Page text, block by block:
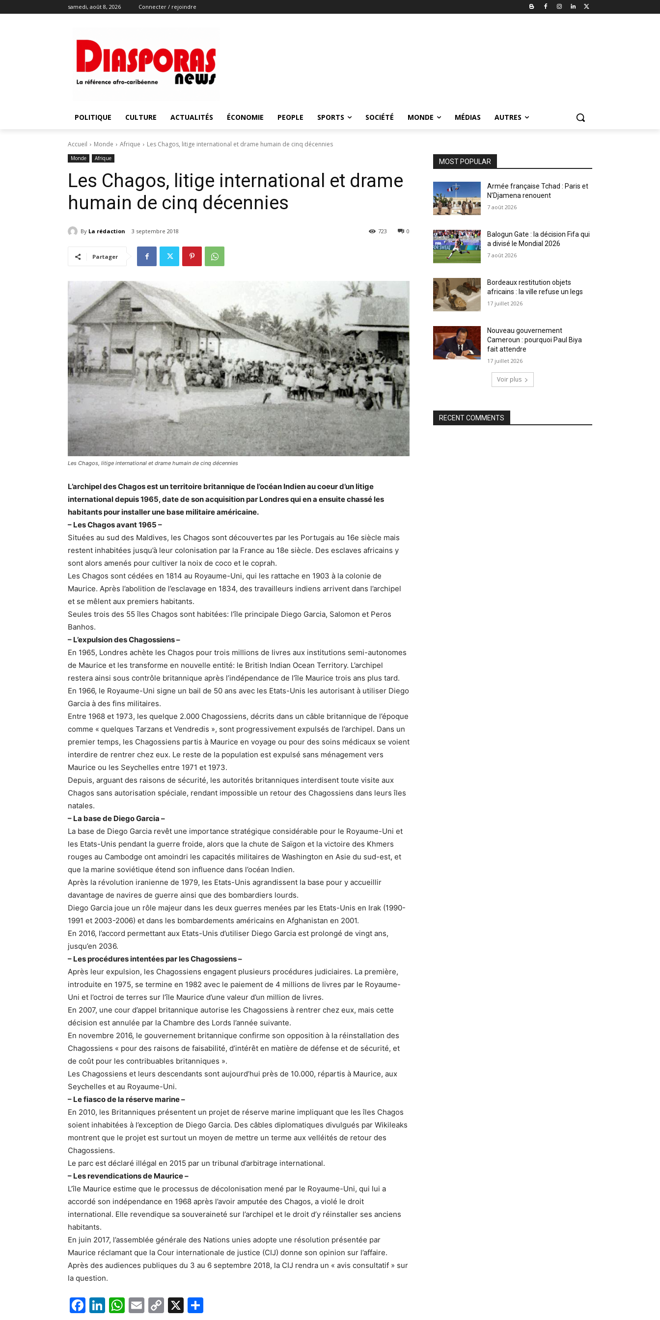
samedi, août 8, 2026 Connecter / rejoindre
POLITIQUE CULTURE ACTUALITÉS ÉCONOMIE PEOPLE SPORTS SOCIÉTÉ MONDE MÉDIAS AUTRES
Accueil Monde Afrique Les Chagos, litige international et drame humain de cinq décennies
Monde Afrique
Les Chagos, litige international et drame
humain de cinq décennies
By La rédaction 3 septembre 2018 0
723
Partager
Les Chagos, litige international et drame humain de cinq décennies
L’archipel des Chagos est un territoire britannique de l’océan Indien au coeur d’un litige
international depuis 1965, date de son acquisition par Londres qui en a ensuite chassé les
habitants pour installer une base militaire américaine.
– Les Chagos avant 1965 –
Situées au sud des Maldives, les Chagos sont découvertes par les Portugais au 16e siècle mais
restent inhabitées jusqu’à leur colonisation par la France au 18e siècle. Des esclaves africains y
sont alors amenés pour cultiver la noix de coco et le coprah.
Les Chagos sont cédées en 1814 au Royaume-Uni, qui les rattache en 1903 à la colonie de
Maurice. Après l’abolition de l’esclavage en 1834, des travailleurs indiens arrivent dans l’archipel
et se mêlent aux premiers habitants.
Seules trois des 55 îles Chagos sont habitées: l’île principale Diego Garcia, Salomon et Peros
Banhos.
– L’expulsion des Chagossiens –
En 1965, Londres achète les Chagos pour trois millions de livres aux institutions semi-autonomes
de Maurice et les transforme en nouvelle entité: le British Indian Ocean Territory. L’archipel
restera ainsi sous contrôle britannique après l’indépendance de l’île Maurice trois ans plus tard.
En 1966, le Royaume-Uni signe un bail de 50 ans avec les Etats-Unis les autorisant à utiliser Diego
Garcia à des fins militaires.
Entre 1968 et 1973, les quelque 2.000 Chagossiens, décrits dans un câble britannique de l’époque
comme « quelques Tarzans et Vendredis », sont progressivement expulsés de l’archipel. Dans un
premier temps, les Chagossiens partis à Maurice en voyage ou pour des soins médicaux se voient
interdire de rentrer chez eux. Le reste de la population est expulsé sans ménagement vers
Maurice ou les Seychelles entre 1971 et 1973.
Depuis, arguant des raisons de sécurité, les autorités britanniques interdisent toute visite aux
Chagos sans autorisation spéciale, rendant impossible un retour des Chagossiens dans leurs îles
natales.
– La base de Diego Garcia –
La base de Diego Garcia revêt une importance stratégique considérable pour le Royaume-Uni et
les Etats-Unis pendant la guerre froide, alors que la chute de Saïgon et la victoire des Khmers
rouges au Cambodge ont amoindri les capacités militaires de Washington en Asie du sud-est, et
que la marine soviétique étend son influence dans l’océan Indien.
Après la révolution iranienne de 1979, les Etats-Unis agrandissent la base pour y accueillir
davantage de navires de guerre ainsi que des bombardiers lourds.
Diego Garcia joue un rôle majeur dans les deux guerres menées par les Etats-Unis en Irak (1990-
1991 et 2003-2006) et dans les bombardements américains en Afghanistan en 2001.
En 2016, l’accord permettant aux Etats-Unis d’utiliser Diego Garcia est prolongé de vingt ans,
jusqu’en 2036.
– Les procédures intentées par les Chagossiens –
Après leur expulsion, les Chagossiens engagent plusieurs procédures judiciaires. La première,
introduite en 1975, se termine en 1982 avec le paiement de 4 millions de livres par le Royaume-
Uni et l’octroi de terres sur l’île Maurice d’une valeur d’un million de livres.
En 2007, une cour d’appel britannique autorise les Chagossiens à rentrer chez eux, mais cette
décision est annulée par la Chambre des Lords l’année suivante.
En novembre 2016, le gouvernement britannique confirme son opposition à la réinstallation des
Chagossiens « pour des raisons de faisabilité, d’intérêt en matière de défense et de sécurité, et
de coût pour les contribuables britanniques ».
Les Chagossiens et leurs descendants sont aujourd’hui près de 10.000, répartis à Maurice, aux
Seychelles et au Royaume-Uni.
– Le fiasco de la réserve marine –
En 2010, les Britanniques présentent un projet de réserve marine impliquant que les îles Chagos
soient inhabitées à l’exception de Diego Garcia. Des câbles diplomatiques divulgués par Wikileaks
montrent que le projet est surtout un moyen de mettre un terme aux velléités de retour des
Chagossiens.
Le parc est déclaré illégal en 2015 par un tribunal d’arbitrage international.
– Les revendications de Maurice –
L’île Maurice estime que le processus de décolonisation mené par le Royaume-Uni, qui lui a
accordé son indépendance en 1968 après l’avoir amputée des Chagos, a violé le droit
international. Elle revendique sa souveraineté sur l’archipel et le droit d’y réinstaller ses anciens
habitants.
En juin 2017, l’assemblée générale des Nations unies adopte une résolution présentée par
Maurice réclamant que la Cour internationale de justice (CIJ) donne son opinion sur l’affaire.
Après des audiences publiques du 3 au 6 septembre 2018, la CIJ rendra un « avis consultatif » sur
la question.
F
Li W E
C
X
MOST POPULAR
Armée française Tchad : Paris et
N’Djamena renouent
7 août 2026
Balogun Gate : la décision Fifa qui
a divisé le Mondial 2026
7 août 2026
Bordeaux restitution objets
africains : la ville refuse un legs
17 juillet 2026
Nouveau gouvernement
Cameroun : pourquoi Paul Biya
fait attendre
17 juillet 2026
Voir plus
RECENT COMMENTS